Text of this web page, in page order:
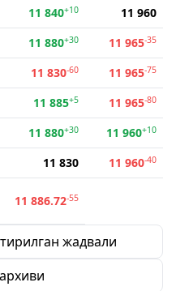
11 840+10
11 960
11 880+30 11 965-35
11 830-60 11 965-75
11 885+5 11 965-80
11 880+30 11 960+10
11 830 11 960-40
11 886.72-55
жадвали